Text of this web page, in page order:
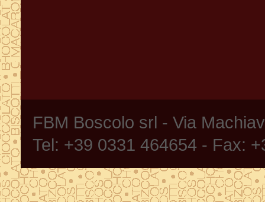
FBM Boscolo srl - Via
Tel: +39 0331 464654 - Fax: